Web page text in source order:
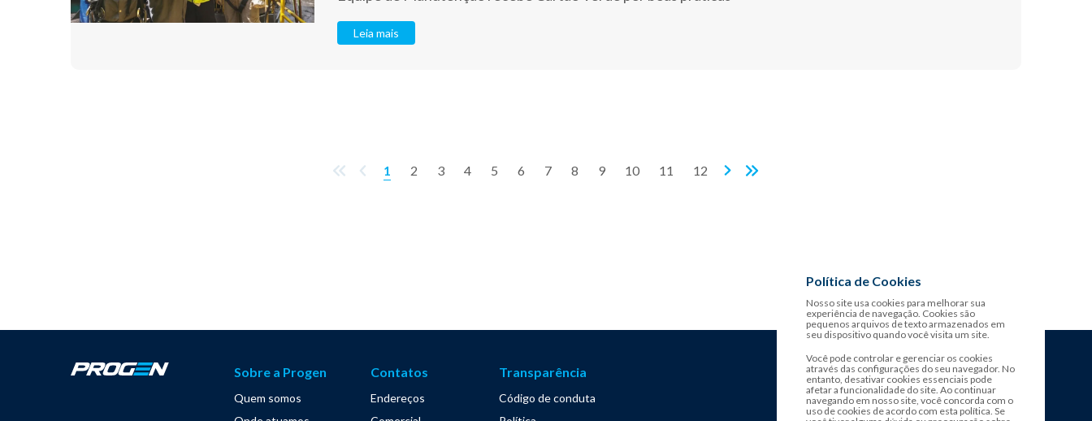
Leia mais
1 2 3 4 5 6 7 8 9 10 11 12 >
Sobre a Progen
Quem somos
Contatos
Endereços
Transparência
Código de conduta
Política de Cookies
Nosso site usa cookies para melhorar sua
experiência de navegação. Cookies são
pequenos arquivos de texto armazenados em
seu dispositivo quando você visita um site.
Você pode controlar e gerenciar os cookies
através das configurações do seu navegador. No
entanto, desativar cookies essenciais pode
afetar a funcionalidade do site. Ao continuar
navegando em nosso site, você concorda com o
uso de cookies de acordo com esta política. Se